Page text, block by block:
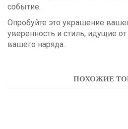
событие.
Опробуйте это украшение
уверенность и стиль, идущие
вашего наряда.
ПОХОЖИЕ